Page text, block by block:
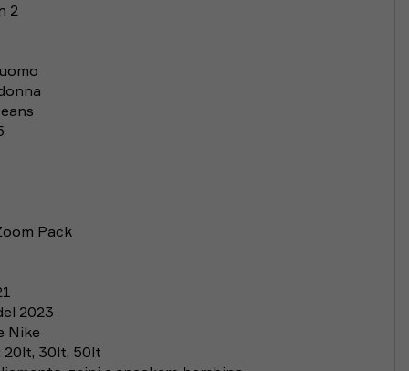
2
Pack
2023
Nike
20lt, 30lt, 50lt